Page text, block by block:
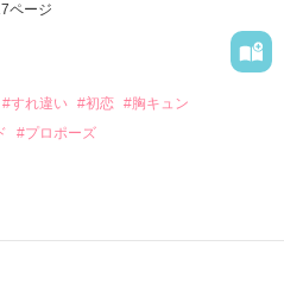
を読む
｣
』
った｣
う』
ページ
#すれ違い #初恋 #胸キュン
#プロポーズ